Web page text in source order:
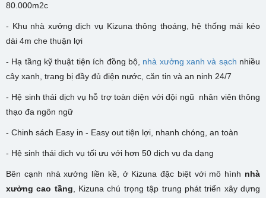
80.000m2c
- Khu nhà xưởng dịch vụ Kizuna thông thoáng, hệ thống mái kéo
dài 4m che thuận lợi
- Hạ tầng kỹ thuật tiện ích đồng bộ, nhà xưởng xanh và sạch nhiều
cây xanh, trang bị đầy đủ điện nước, căn tin và an ninh 24/7
- Hệ sinh thái dịch vụ hỗ trợ toàn diện với đội ngũ nhân viên thông
thạo đa ngôn ngữ
- Chinh sách Easy in - Easy out tiện lợi, nhanh chóng, an toàn
- Hệ sinh thái dịch vụ tối ưu với hơn 50 dịch vụ đa dạng
Bên cạnh nhà xưởng liền kề, ở Kizuna đặc biệt với mô hình nhà
xưởng cao tầng , Kizuna chú trọng tập trung phát triển xây dựng